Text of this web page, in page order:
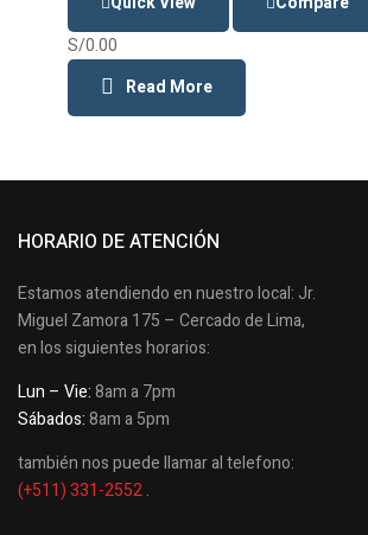
S/0.00
Read More
HORARIO DE ATENCIÓN
Estamos atendiendo en nuestro local: Jr.
Miguel Zamora 175 – Cercado de Lima,
en los siguientes horarios:
Lun – Vie:8am a 7pm
Sábados:8am a 5pm
también nos puede llamar al telefono:
(+511) 331-2552.